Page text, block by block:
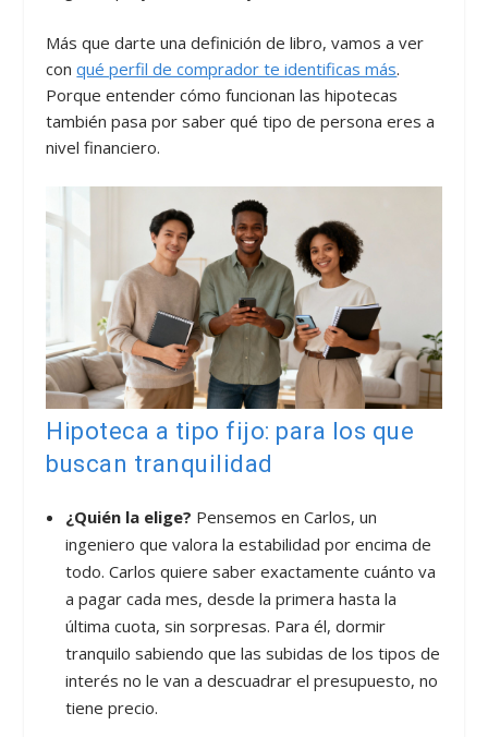
Más que darte una definición de libro, vamos a ver
conqué perfil de comprador te identificas más.
Porque entender cómo funcionan las hipotecas
también pasa por saber qué tipo de persona eres a
nivel financiero.
Hipoteca a tipo fijo: para los que
buscan tranquilidad
¿Quién la elige? Pensemos en Carlos, un
ingeniero que valora la estabilidad por encima de
todo. Carlos quiere saber exactamente cuánto va
a pagar cada mes, desde la primera hasta la
última cuota, sin sorpresas. Para él, dormir
tranquilo sabiendo que las subidas de los tipos de
interés no le van a descuadrar el presupuesto, no
tiene precio.